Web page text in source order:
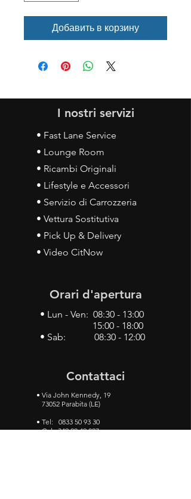
Добавить в корзину
I nostri servizi
• Fast Lane Service
• Lounge Room
• Ricambi Originali
• Lifestyle e Accessori
• Servizio di Carrozzeria
• Vettura Sostitutiva
• Pick Up & Delivery
• Video CitNow
Orari d'apertura
• Lun - Ven: 08:30 - 13:00
15:00 - 18:00
• Sab: 08:30 - 12:00
Contattaci
• Via John Kennedy, 19
73052 Parabita (LE)
• Tel: 0833 50 93 30
• Cel:349 28 49 887